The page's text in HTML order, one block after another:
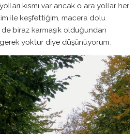
kısmı var ancak o ara yollar her
ile keşfettiğim, macera dolu
biraz karmaşık olduğundan
yoktur diye düşünüyorum.